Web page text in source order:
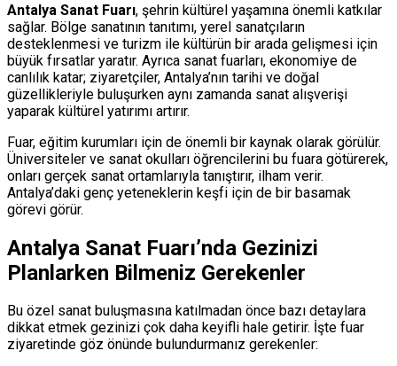
Antalya Sanat Fuarı, şehrin kültürel yaşamına önemli katkılar
sağlar. Bölge sanatının tanıtımı, yerel sanatçıların
desteklenmesi ve turizm ile kültürün bir arada gelişmesi için
büyük fırsatlar yaratır. Ayrıca sanat fuarları, ekonomiye de
canlılık katar; ziyaretçiler, Antalya’nın tarihi ve doğal
güzellikleriyle buluşurken aynı zamanda sanat alışverişi
yaparak kültürel yatırımı artırır.
Fuar, eğitim kurumları için de önemli bir kaynak olarak görülür.
Üniversiteler ve sanat okulları öğrencilerini bu fuara götürerek,
onları gerçek sanat ortamlarıyla tanıştırır, ilham verir.
Antalya’daki genç yeteneklerin keşfi için de bir basamak
görevi görür.
Antalya Sanat Fuarı’nda Gezinizi
Planlarken Bilmeniz Gerekenler
Bu özel sanat buluşmasına katılmadan önce bazı detaylara
dikkat etmek gezinizi çok daha keyifli hale getirir. İşte fuar
ziyaretinde göz önünde bulundurmanız gerekenler: